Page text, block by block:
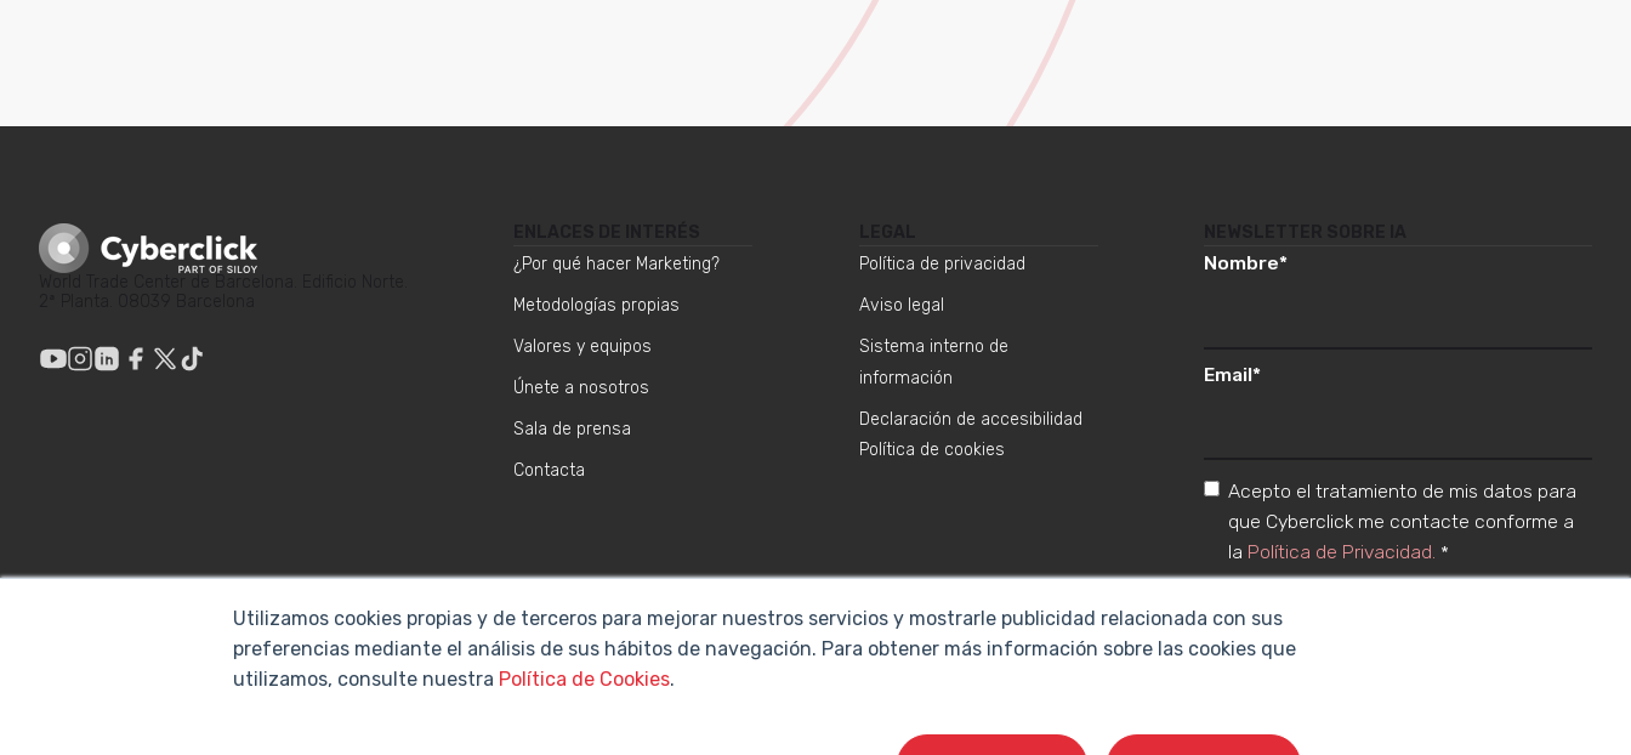
Utilizamos cookies propias y de terceros para mejorar nuestros servicios y mostrarle publicidad relacionada con sus
preferencias mediante el análisis de sus hábitos de navegación. Para obtener más información sobre las cookies que
utilizamos, consulte nuestra Política de Cookies.
¿Por qué hacer Marketing?
Metodologías propias
Valores y equipos
Únete a nosotros
Sala de prensa
Contacta
Política de privacidad
Aviso legal
Sistema interno de
información
Declaración de accesibilidad
Política de cookies
Nombre*
Email*
Acepto el tratamiento de mis datos para
que Cyberclick me contacte conforme a
la Política de Privacidad. *
Cyberclick @ 2026. Todos los derechos reservados